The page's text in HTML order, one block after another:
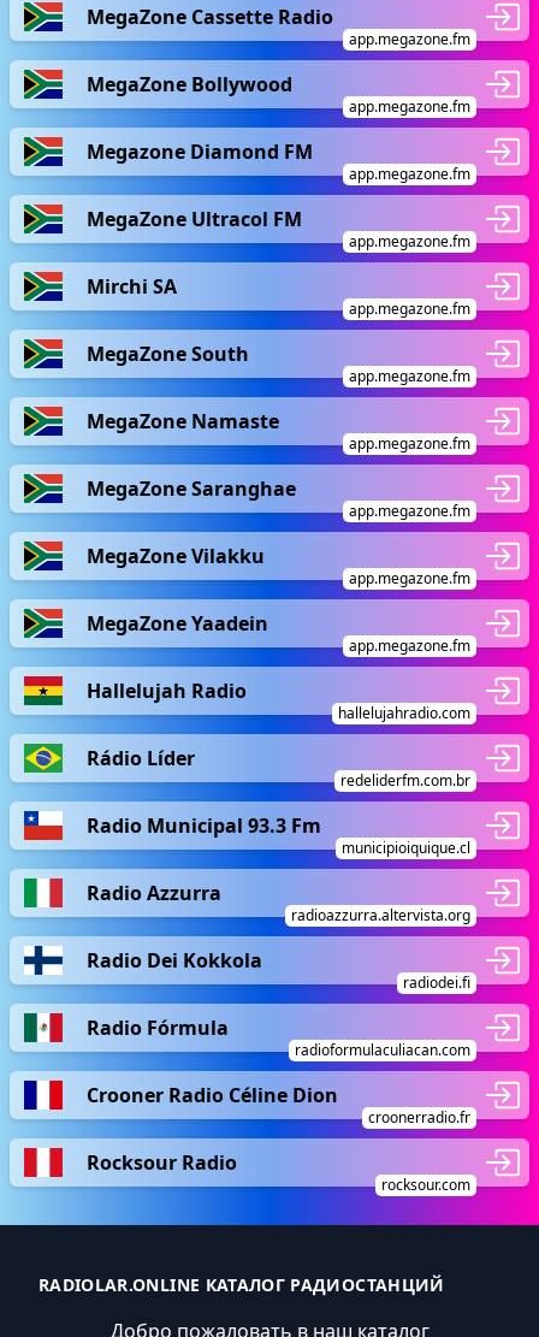
MegaZone Cassette Radio
app.megazone.fm
MegaZone Bollywood
app.megazone.fm
Megazone Diamond FM
app.megazone.fm
MegaZone Ultracol FM
app.megazone.fm
Mirchi SA
app.megazone.fm
MegaZone South
app.megazone.fm
MegaZone Namaste
app.megazone.fm
MegaZone Saranghae
app.megazone.fm
MegaZone Vilakku
app.megazone.fm
MegaZone Yaadein
app.megazone.fm
Hallelujah Radio
hallelujahradio.com
Rádio Líder
redeliderfm.com.br
Radio Municipal 93.3 Fm
municipioiquique.cl
Radio Azzurra
radioazzurra.altervista.org
Radio Dei Kokkola
radiodei.fi
Radio Fórmula
radioformulaculiacan.com
Crooner Radio Céline Dion
croonerradio.fr
Rocksour Radio
rocksour.com
RADIOLAR.ONLINE КАТАЛОГ РАДИОСТАНЦИЙ
Добро пожаловать в наш каталог